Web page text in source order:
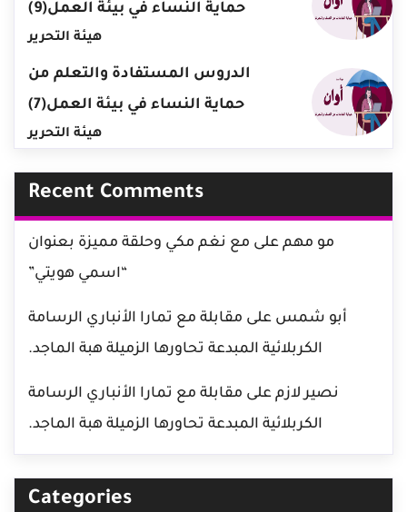
حماية النساء في بيئة العمل(9)
هيئة التحرير
الدروس المستفادة والتعلم من
حماية النساء في بيئة العمل(7)
هيئة التحرير
Recent Comments
مو مهم على مع نغم مكي وحلقة مميزة بعنوان
“اسمي هويتي”
أبو شمس على مقابلة مع تمارا الأنباري الرسامة
الكربلائية المبدعة تحاورها الزميلة هبة الماجد.
نصير لازم على مقابلة مع تمارا الأنباري الرسامة
الكربلائية المبدعة تحاورها الزميلة هبة الماجد.
Categories